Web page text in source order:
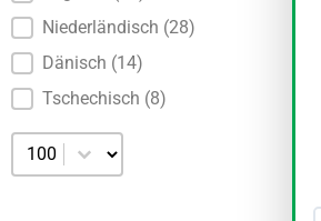
Niederländisch (28)
Dänisch (14)
Tschechisch (8)
Anzahl pro Seite auswählen